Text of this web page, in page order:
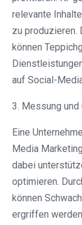
relevante
zu produzieren.
können
auf Social-
3. Messung
Eine
Media
dabei
optimieren.
können
ergriffen